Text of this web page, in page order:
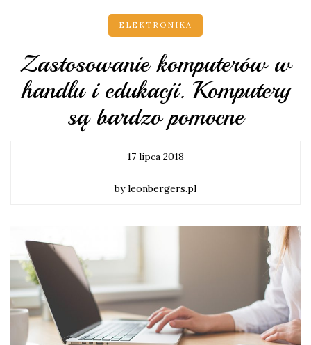
ELEKTRONIKA
Zastosowanie komputerów w
handlu i edukacji. Komputery
są bardzo pomocne
17 lipca 2018
by leonbergers.pl